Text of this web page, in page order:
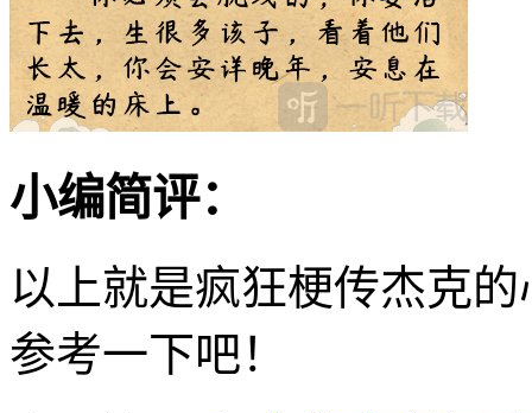
小编简评：
以上就是疯狂梗传杰克
参考一下吧！